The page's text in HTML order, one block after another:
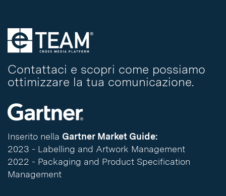
Contattaci e scopri come possiamo
ottimizzare la tua comunicazione.
Inserito nella Gartner Market Guide:
2023 - Labelling and Artwork Management
2022 - Packaging and Product Specification
Management